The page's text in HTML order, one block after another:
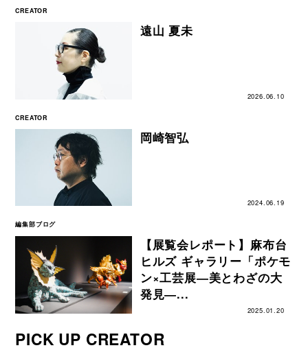
CREATOR
遠⼭ 夏未
2026.06.10
編集部ブログ
【展覧会レポート】麻布台
ヒルズ ギャラリー「ポケモ
ン×工芸展―美とわざの大
発見―...
2025.01.20
CREATOR
岡崎智弘
2024.06.19
PICK UP CREATOR